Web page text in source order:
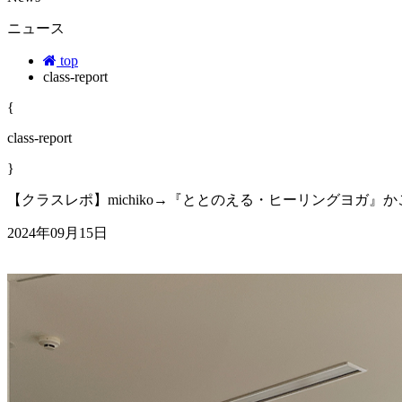
ニュース
top
class-report
{
class-report
}
【クラスレポ】michiko→『ととのえる・ヒーリングヨガ』か
2024年09月15日